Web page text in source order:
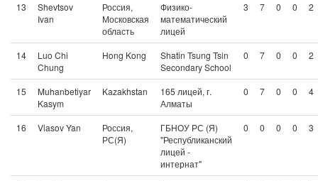
13
Shevtsov
Ivan
Россия,
Московская
область
Физико-
математический
лицей
3 7 0 0 2
14
Luo Chi
Chung
Hong Kong
Shatin Tsung Tsin
Secondary School
0 7 0 0 2
15
Muhanbetiyar
Kasym
Kazakhstan
165 лицей, г.
Алматы
0 7 0 0 4
16 Vlasov Yan
Россия,
РС(Я)
ГБНОУ РС (Я)
"Республиканский
лицей -
интернат"
0 0 0 0 3